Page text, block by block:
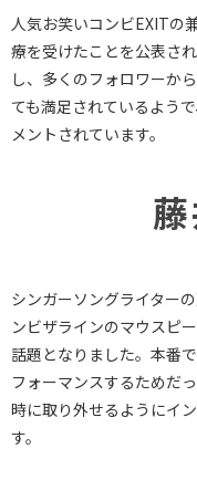
人気お笑いコンビEXITの
療を受けたことを公表さ
し、多くのフォロワーか
ても満足されているよう
メントされています。
シンガーソングライター
ンビザラインのマウスピ
話題となりました。本番
フォーマンスするためだ
時に取り外せるようにイ
す。